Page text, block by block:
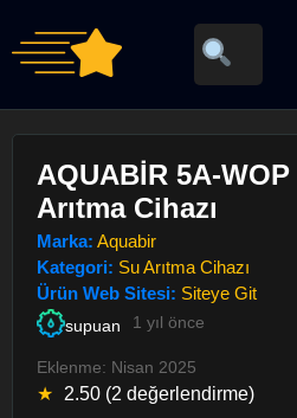
AQUABİR 5A-
Arıtma Cihazı
Marka: Aquabir
Kategori: Su Arıtma Cihazı
Ürün Web Sitesi: Siteye Git
supuan 1 yıl önce
Eklenme: Nisan 2025
★ 2.50 (2 değerlendirme)